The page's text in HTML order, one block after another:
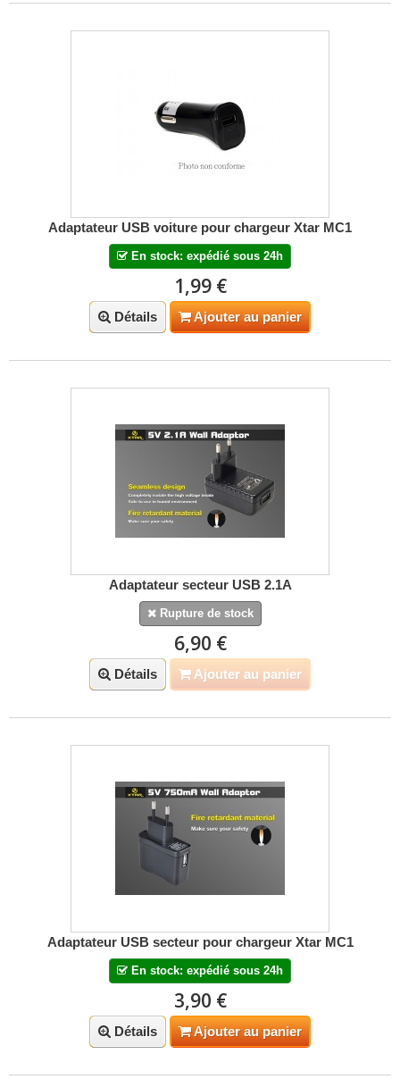
Adaptateur USB voiture pour chargeur Xtar MC1
En stock: expédié sous 24h
1,99 €
Détails Ajouter au panier
Adaptateur secteur USB 2.1A
Rupture de stock
6,90 €
Détails Ajouter au panier
Adaptateur USB secteur pour chargeur Xtar MC1
En stock: expédié sous 24h
3,90 €
Détails Ajouter au panier